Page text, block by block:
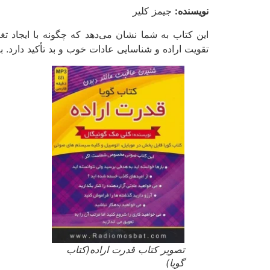
نویسنده: جیمز کلیر
این کتاب به شما نشان می‌دهد که چگونه با ایجاد
تقویت اراده و شناسایی عادات خوب و بد تأکید
تصویر کتاب قدرت اراده(کتاب
گویا)